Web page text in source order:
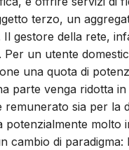
terzo, un
Il gestore della rete,
Per un utente
una quota di
parte venga ridotta
remunerato sia per la
potenzialmente
cambio di